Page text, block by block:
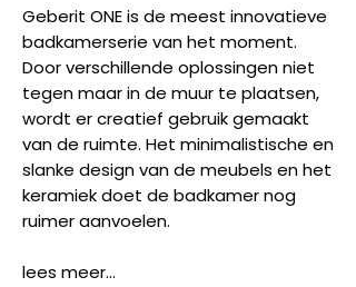
Geberit ONE is de meest innovatieve
badkamerserie van het moment.
Door verschillende oplossingen niet
tegen maar in de muur te plaatsen,
wordt er creatief gebruik gemaakt
van de ruimte. Het minimalistische en
slanke design van de meubels en het
keramiek doet de badkamer nog
ruimer aanvoelen.
lees meer...